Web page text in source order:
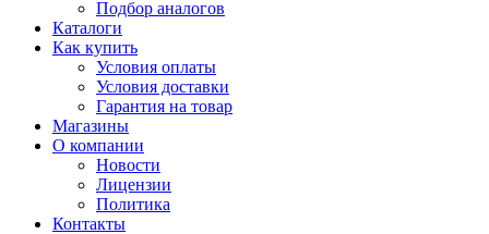
Подбор аналогов
Каталоги
Как купить
Условия оплаты
Условия доставки
Гарантия на товар
Магазины
О компании
Новости
Лицензии
Политика
Контакты